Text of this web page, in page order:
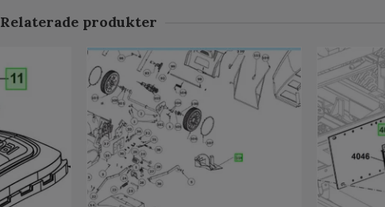
Relaterade produkter